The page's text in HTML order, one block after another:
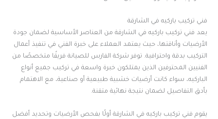
فني تركيب باركيه في الشارقة
يعد فني تركيب باركيه في الشارقة من العناصر الأساسية لضمان جودة
الأرضيات وأناقتها، حيث يعتمد العملاء على خبرة الفني في تنفيذ أعمال
التركيب بدقة واحترافية. توفر شركة الفارس للصيانة فريقًا متخصصًا من
الفنيين المحترفين الذين يمتلكون خبرة واسعة في تركيب جميع أنواع
الباركيه، سواء كانت أرضيات خشبية طبيعية أو صناعية، مع الاهتمام
بأدق التفاصيل لضمان نتيجة نهائية متقنة.
يقوم فني تركيب باركيه في الشارقة أولًا بفحص الأرضيات وتحديد أفضل